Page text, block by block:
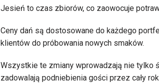
Jesień to czas zbiorów, co zaowocuje
Ceny dań są dostosowane do każdego
klientów do próbowania nowych smaków.
Wszystkie te zmiany wprowadzają nie tylko
zadowalają podniebienia gości przez cały